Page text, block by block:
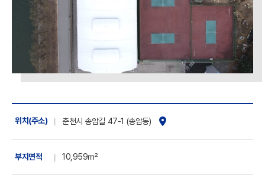
위치(주소) 춘천시 송암길 47-1 (송암동)
부지면적 10,959㎡